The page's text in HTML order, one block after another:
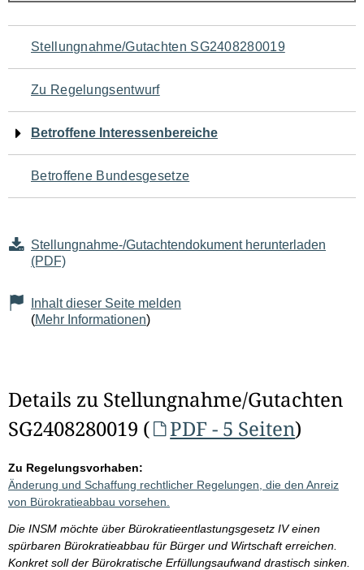
Navigation
für
den
Seiteninhalt
Stellungnahme/Gutachten SG2408280019
Zu Regelungsentwurf
Betroffene Interessenbereiche
Betroffene Bundesgesetze
Stellungnahme-/Gutachtendokument herunterladen
(PDF)
Inhalt dieser Seite melden
(Mehr Informationen)
Details zu Stellungnahme/Gutachten
SG2408280019 (
PDF - 5 Seiten)
Zu Regelungsvorhaben:
Änderung und Schaffung rechtlicher Regelungen, die den Anreiz
von Bürokratieabbau vorsehen.
Die INSM möchte über Bürokratieentlastungsgesetz IV einen
spürbaren Bürokratieabbau für Bürger und Wirtschaft erreichen.
Konkret soll der Bürokratische Erfüllungsaufwand drastisch sinken.